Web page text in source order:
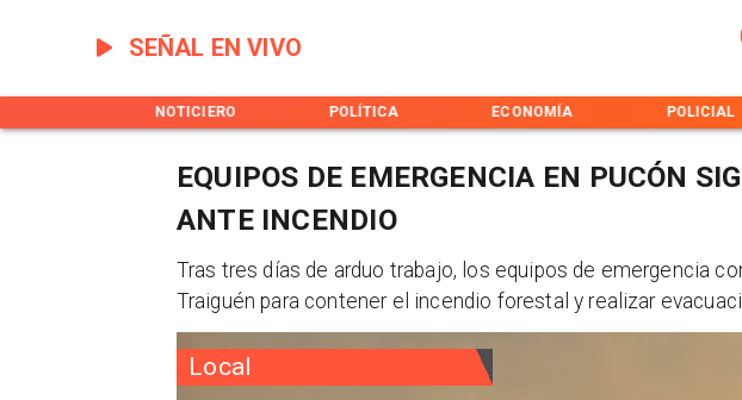
SEÑAL EN VIVO
NOTICIERO POLÍTICA ECONOMÍA POLICIAL
Local
EQUIPOS DE EMERGENCIA EN PUCÓN
ANTE INCENDIO
Tras tres días de arduo trabajo, los equipos de emergencia
Traiguén para contener el incendio forestal y realizar